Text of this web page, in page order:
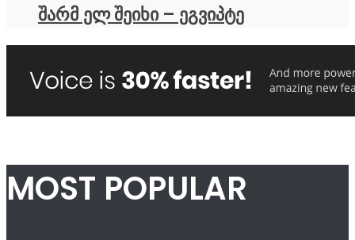
შარმ ელ შეიხი – ეგვიპტე
MOST POPULAR